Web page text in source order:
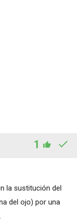
1
la sustitución del
del ojo) por una